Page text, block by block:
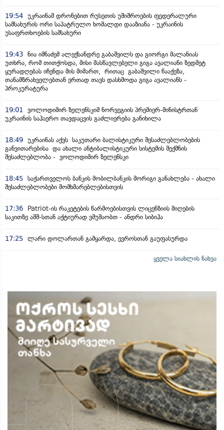
19:54 უკრაინამ დრონებით რუსეთის უშიშროების ფედერალური
სამსახურის ორი საპატრულო ხომალდი დააზიანა - უკრაინის
უსაფრთხოების სამსახური
19:43 ნია იმნაძემ ალექსანდრე გაბაშვილს და გიორგი მალანიას
უთხრა, რომ თითქოსდა, მისი მასწავლებელი გიგა ავალიანი ზედმეტ
ყურადღებას იჩენდა მის მიმართ, რითაც გაბაშვილი წააქეზა,
თანამზრახველებთან ერთად თავს დასხმოდა გიგა ავალიანს -
პროკურატურა
19:01 ვოლოდიმირ ზელენსკიმ ნორვეგიის პრემიერ-მინისტრთან
უკრაინის საჰაერო თავდაცვის გაძლიერება განიხილა
18:49 უკრაინას აქვს საკუთარი ბალისტიკური შესაძლებლობების
განვითარებისა და ახალი ანტიბალისტიკური სისტემის შექმნის
შესაძლებლობა - ვოლოდიმირ ზელენსკი
18:45 საქართველოს ბანკის მობილბანკის მორიგი განახლება - ახალი
შესაძლებლობები მომხმარებლებისთვის
17:36
Patriot-ის რაკეტების წარმოებისთვის ლიცენზიის მიღების
საკითზე აშშ-სთან აქტიურად ვმუშაობთ - ანდრი სიბიჰა
17:25 ლარი დოლართან გამყარდა, ევროსთან გაუფასურდა
ყველა სიახლის ნახვა